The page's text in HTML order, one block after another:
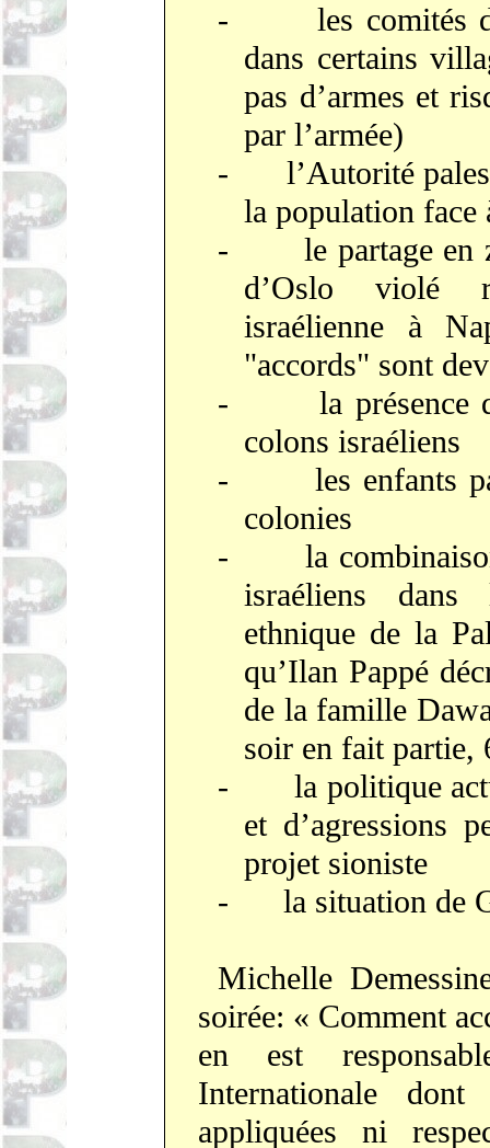
-
les comités
dans certains
pas d’armes et
par l’armée)
-
l’Autorité
la population face
-
le partage
d’Oslo violé
israélienne à
"accords" sont
-
la présence
colons israéliens
-
les enfants
colonies
-
la
israéliens
ethnique de la
qu’Ilan Pappé
de la famille
soir en fait partie,
-
la politique
et d’agressions
projet sioniste
-
la situation de
Michelle
soirée: « Comment
en est
Internationale
appliquées ni